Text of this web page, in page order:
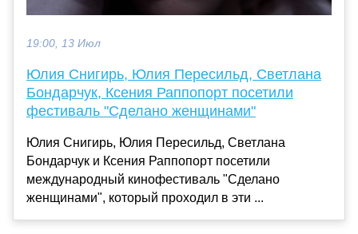
19:00, 13 Июл
Юлия Снигирь, Юлия Пересильд, Светлана
Бондарчук, Ксения Раппопорт посетили
фестиваль "Сделано женщинами"
Юлия Снигирь, Юлия Пересильд, Светлана
Бондарчук и Ксения Раппопорт посетили
международный кинофестиваль "Сделано
женщинами", который проходил в эти ...